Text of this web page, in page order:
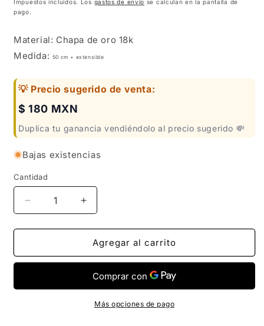
Impuestos incluidos. Los gastos de envío se calculan en la pantalla de
pago.
Material: Chapa de oro 18k
Medida: 50 cm + extensible
💡 Precio sugerido de venta:
$ 180 MXN
Duplica tu ganancia vendiéndolo al precio sugerido 💸
Bajas existencias
Cantidad
Reducir
cantidad
para
LOVE
Aumentar
cantidad
para
COLLAR
LOVE
BÁSICO
Agregar al carrito
Más opciones de pago